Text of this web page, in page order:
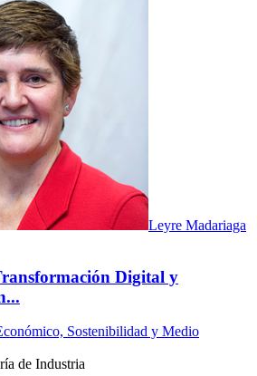
Leyre Madariaga
Digital y
Sostenibilidad y Medio
de Industria